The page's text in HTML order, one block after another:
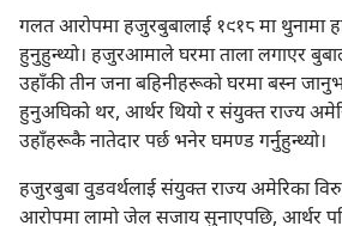
गलत आरोपमा हजुरबुबालाई १९१८ मा थुनामा
हुनुहुन्थ्यो। हजुरआमाले घरमा ताला लगाएर
उहाँकी तीन जना बहिनीहरूको घरमा बस्न
हुनुअघिको थर, आर्थर थियो र संयुक्‍त राज्य
उहाँहरूकै नातेदार पर्छ भनेर घमण्ड गर्नुहुन्थ्यो।
हजुरबुबा वुडवर्थलाई संयुक्‍त राज्य अमेरिका
आरोपमा लामो जेल सजाय सुनाएपछि, आर्थर